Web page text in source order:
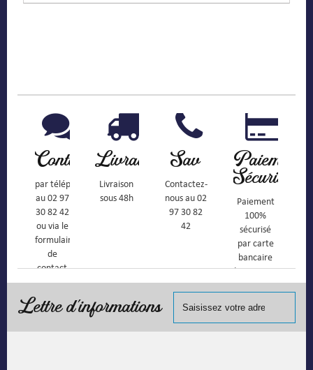
Contact
par téléphone
au 02 97
30 82 42
ou via le
formulaire
de
contact
Livraison
Livraison
sous 48h
Sav
Contactez-
nous au 02
97 30 82
42
Paiement
Sécurisé
Paiement
100%
sécurisé
par carte
bancaire
(Mastercard,
Visa, ...) et
Lettre d'informations